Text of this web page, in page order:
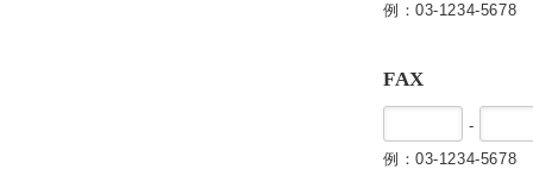
例：03-1234-5678
FAX
-
例：03-1234-5678